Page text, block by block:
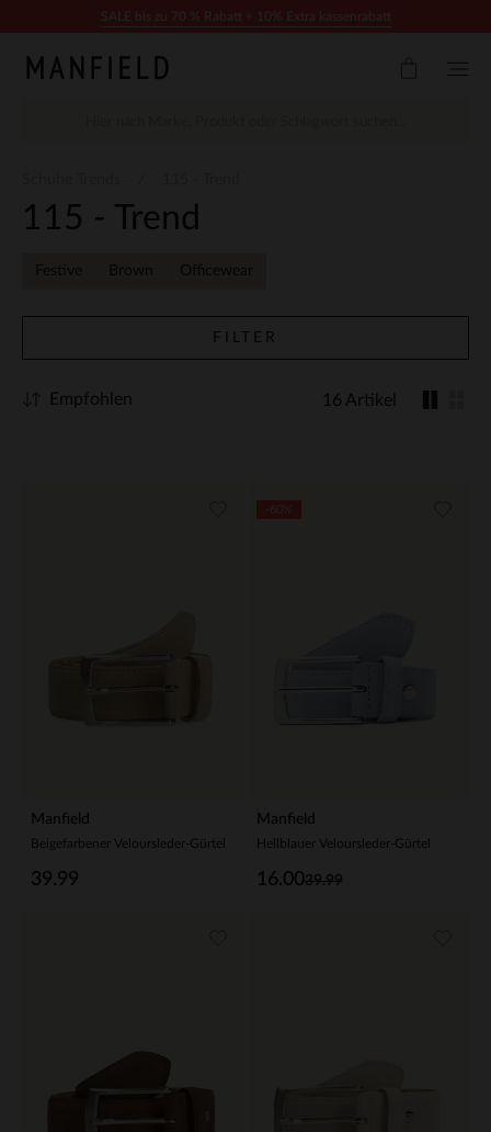
115 - Trend
Festive Brown Officewear
FILTER
16 Artikel
Empfohlen
Manfield
Beigefarbener Veloursleder-Gürtel
39.99
Manfield
Hellblauer Veloursleder-Gürtel
39.99
16.00